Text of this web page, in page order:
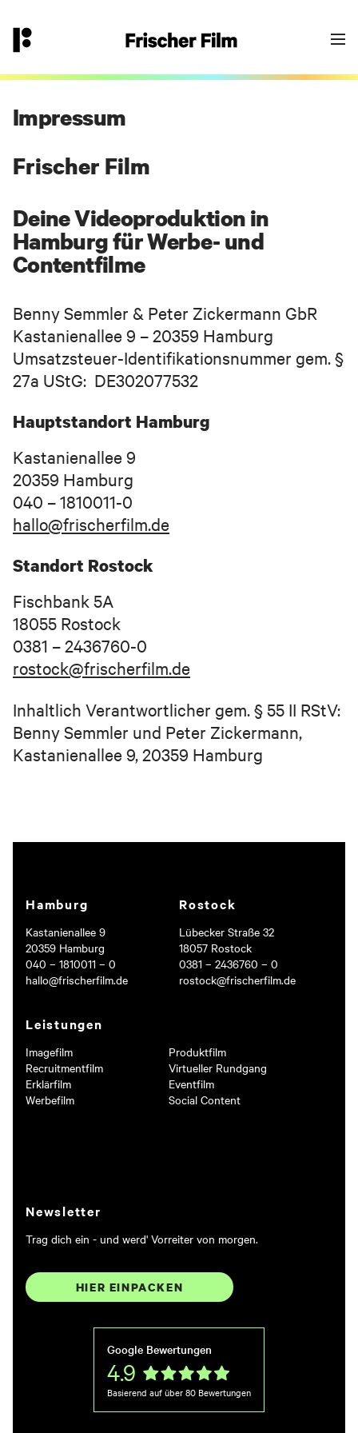
Impressum
Frischer Film
Deine Videoproduktion in
Hamburg für Werbe- und
Contentfilme
Benny Semmler & Peter Zickermann GbR
Kastanienallee 9 – 20359 Hamburg
Umsatzsteuer-Identifikationsnummer gem. §
27a UStG: DE302077532
Hauptstandort Hamburg
Kastanienallee 9
20359 Hamburg
040 – 1810011-0
hallo@frischerfilm.de
Standort Rostock
Fischbank 5A
18055 Rostock
0381 – 2436760-0
rostock@frischerfilm.de
Inhaltlich Verantwortlicher gem. § 55 II RStV:
Benny Semmler und Peter Zickermann,
Kastanienallee 9, 20359 Hamburg
Hamburg
Kastanienallee 9
20359 Hamburg
040 – 1810011 – 0
hallo@frischerfilm.de
Rostock
Lübecker Straße 32
18057 Rostock
0381 – 2436760 – 0
rostock@frischerfilm.de
Leistungen
Imagefilm
Recruitmentfilm
Erklärfilm
Werbefilm
Produktfilm
Virtueller Rundgang
Eventfilm
Social Content
Newsletter
Trag dich ein - und werd' Vorreiter von morgen.
HIER EINPACKEN
Google Bewertungen
4.9
Basierend auf über80 Bewertungen
040 18 100 11 - 0 hallo@frischerfilm.de
Goodbye Einheitsbrei?
Yes - let’s go! Fülle das Formular aus oder
Email/Telefonnummer. Wir melden uns bei
Dir.
Dein Frischer-Film-Projekt-Team
Vor- und Nachname
Geschäftliche E-Mail-Adresse
Telefon (optional)
Ich stimme den Datenschutzbedingungen zu.
Deine Daten werden selbstverständlich vertraulich behandelt und nur, um
Datenschutzbestimmungen
ABSENDEN